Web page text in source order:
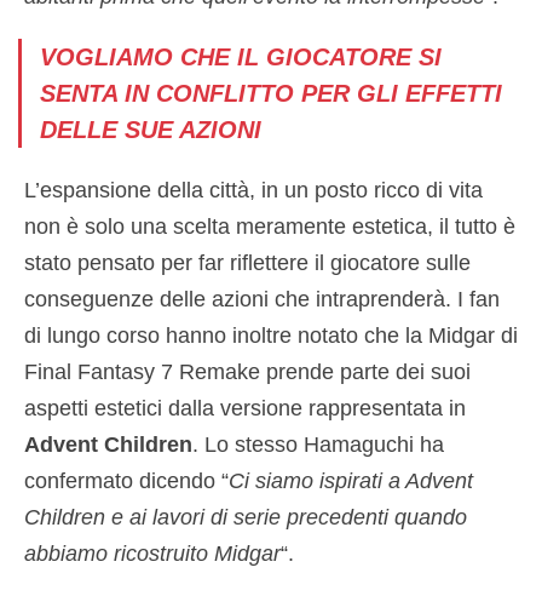
VOGLIAMO CHE IL GIOCATORE SI
SENTA IN CONFLITTO PER GLI EFFETTI
DELLE SUE AZIONI
L’espansione della città, in un posto ricco di vita
non è solo una scelta meramente estetica, il tutto è
stato pensato per far riflettere il giocatore sulle
conseguenze delle azioni che intraprenderà. I fan
di lungo corso hanno inoltre notato che la Midgar di
Final Fantasy 7 Remake prende parte dei suoi
aspetti estetici dalla versione rappresentata in
Advent Children. Lo stesso Hamaguchi ha
confermato dicendo “Ci siamo ispirati a Advent
Children e ai lavori di serie precedenti quando
abbiamo ricostruito Midgar“.